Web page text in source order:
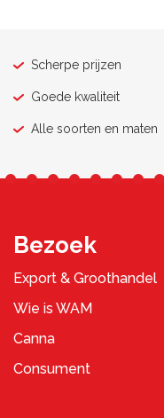
Scherpe prijzen
Goede kwaliteit
Alle soorten en maten
Bezoek
Export & Groothandel
Wie is WAM
Canna
Consument